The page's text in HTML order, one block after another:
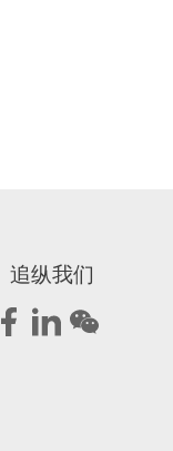
追纵我们